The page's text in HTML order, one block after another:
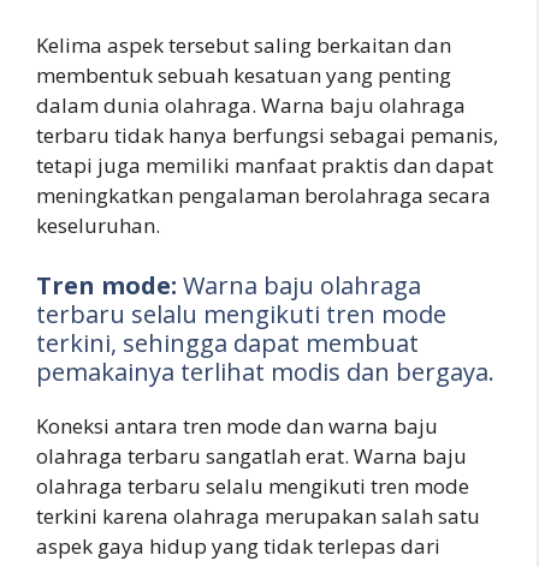
Kelima aspek tersebut saling berkaitan dan
membentuk sebuah kesatuan yang penting
dalam dunia olahraga. Warna baju olahraga
terbaru tidak hanya berfungsi sebagai pemanis,
tetapi juga memiliki manfaat praktis dan dapat
meningkatkan pengalaman berolahraga secara
keseluruhan.
Tren mode: Warna baju olahraga
terbaru selalu mengikuti tren mode
terkini, sehingga dapat membuat
pemakainya terlihat modis dan bergaya.
Koneksi antara tren mode dan warna baju
olahraga terbaru sangatlah erat. Warna baju
olahraga terbaru selalu mengikuti tren mode
terkini karena olahraga merupakan salah satu
aspek gaya hidup yang tidak terlepas dari